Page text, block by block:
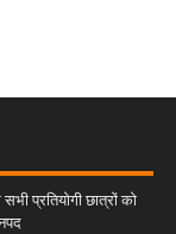
प्रतियोगी छात्रों को